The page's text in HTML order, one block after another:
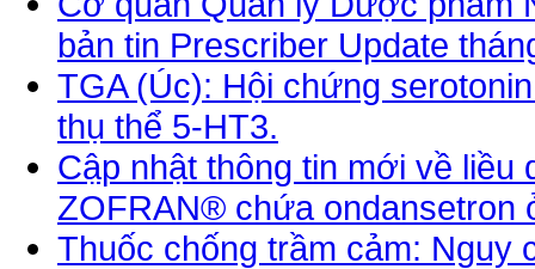
bản tin Prescriber Update
TGA (Úc): Hội chứng
thụ thể 5-HT3.
Cập nhật thông tin mới về
ZOFRAN® chứa ondansetron
Thuốc chống trầm cảm: Nguy